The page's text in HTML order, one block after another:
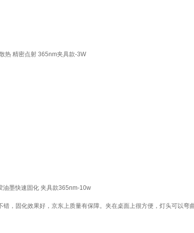
热 精密点射 365nm夹具款-3W
油墨快速固化 夹具款365nm-10w
，固化效果好，京东上质量有保障。夹在桌面上很方便，灯头可以弯曲